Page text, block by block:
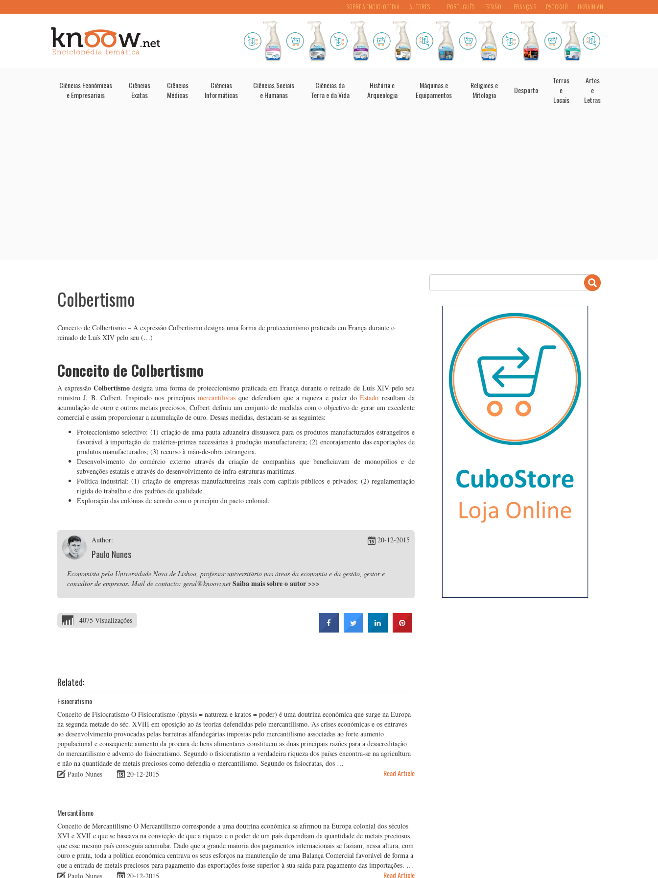
PORTUGUÊS ESPAÑOL FRANÇAIS РУССКИЙ UKRAINIAN
SOBRE A ENCICLOPÉDIA AUTORES
Ciências Económicas
e Empresariais
Ciências
Exatas
Ciências
Médicas
Ciências
Informáticas
Ciências Sociais
e Humanas
Ciências da
Terra e da Vida
História e
Arqueologia
Máquinas e
Equipamentos
Religiões e
Mitologia
Desporto
Terras
e
Locais
Artes
e
Letras
Colbertismo
Conceito de Colbertismo – A expressão Colbertismo designa uma forma de proteccionismo praticada em França durante o
reinado de Luís XIV pelo seu (…)
Conceito de Colbertismo
A expressãoColbertismo designa uma forma de proteccionismo praticada em França durante o reinado de Luís XIV pelo seu
ministro J. B. Colbert. Inspirado nos princípios mercantilistasque defendiam que a riqueza e poder doEstado resultam da
acumulação de ouro e outros metais preciosos, Colbert definiu um conjunto de medidas com o objectivo de gerar um excedente
comercial e assim proporcionar a acumulação de ouro. Dessas medidas, destacam-se as seguintes:
Proteccionismo selectivo: (1) criação de uma pauta aduaneira dissuasora para os produtos manufacturados estrangeiros e
favorável à importação de matérias-primas necessárias à produção manufactureira; (2) encorajamento das exportações de
produtos manufacturados; (3) recurso à mão-de-obra estrangeira.
Desenvolvimento do comércio externo através da criação de companhias que beneficiavam de monopólios e de
subvenções estatais e através do desenvolvimento de infra-estruturas marítimas.
Política industrial: (1) criação de empresas manufactureiras reais com capitais públicos e privados; (2) regulamentação
rígida do trabalho e dos padrões de qualidade.
Exploração das colónias de acordo com o princípio do pacto colonial.
Author:
Paulo Nunes
20-12-2015
Economista pela Universidade Nova de Lisboa, professor universitário nas áreas da economia e da gestão, gestor e
consultor de empresas. Mail de contacto: geral@knoow.net Saiba mais sobre o autor >>>
4075 Visualizações
Related:
Fisiocratismo
Conceito de Fisiocratismo O Fisiocratismo (physis = natureza e kratos = poder) é uma doutrina económica que surge na Europa
na segunda metade do séc. XVIII em oposição ao às teorias defendidas pelo mercantilismo. As crises económicas e os entraves
ao desenvolvimento provocadas pelas barreiras alfandegárias impostas pelo mercantilismo associadas ao forte aumento
populacional e consequente aumento da procura de bens alimentares constituem as duas principais razões para a desacreditação
do mercantilismo e advento do fisiocratismo. Segundo o fisiocratismo a verdadeira riqueza dos países encontra-se na agricultura
e não na quantidade de metais preciosos como defendia o mercantilismo. Segundo os fisiocratas, dos …
Paulo Nunes
20-12-2015 Read Article
Mercantilismo
Conceito de Mercantilismo O Mercantilismo corresponde a uma doutrina económica se afirmou na Europa colonial dos séculos
XVI e XVII e que se baseava na convicção de que a riqueza e o poder de um país dependiam da quantidade de metais preciosos
que esse mesmo país conseguia acumular. Dado que a grande maioria dos pagamentos internacionais se faziam, nessa altura, com
ouro e prata, toda a política económica centrava os seus esforços na manutenção de uma Balança Comercial favorável de forma a
que a entrada de metais preciosos para pagamento das exportações fosse superior à sua saída para pagamento das importações. …
Paulo Nunes
20-12-2015 Read Article